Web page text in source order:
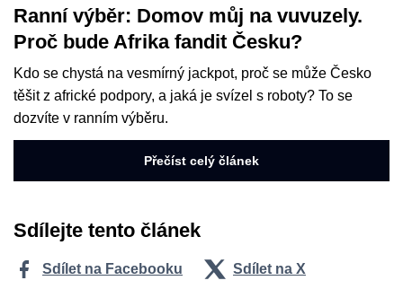
Ranní výběr: Domov můj na vuvuzely.
Proč bude Afrika fandit Česku?
Kdo se chystá na vesmírný jackpot, proč se může Česko
těšit z africké podpory, a jaká je svízel s roboty? To se
dozvíte v ranním výběru.
Přečíst celý článek
Sdílejte tento článek
Sdílet na Facebooku Sdílet na X